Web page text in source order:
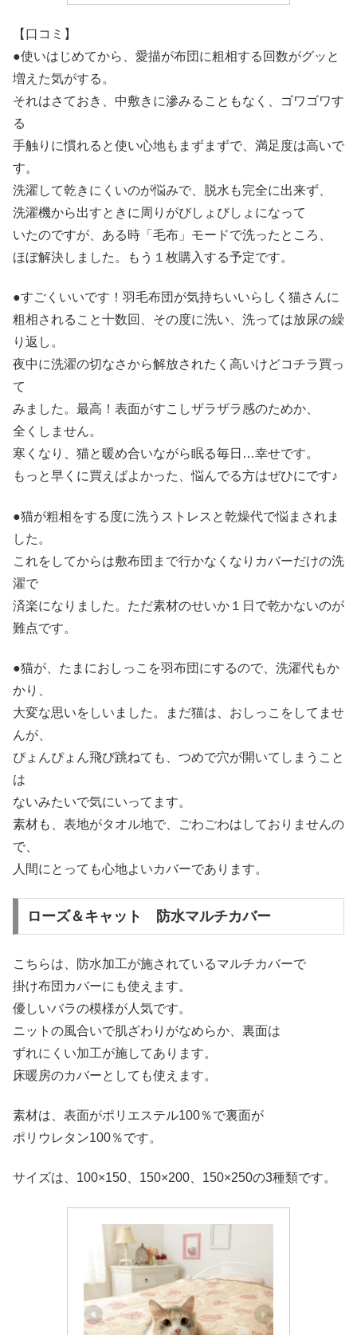
【口コミ】
●使いはじめてから、愛描が布団に粗相する回数がグッと
増えた気がする。
それはさておき、中敷きに滲みることもなく、ゴワゴワす
る
手触りに慣れると使い心地もまずまずで、満足度は高いで
す。
洗濯して乾きにくいのが悩みで、脱水も完全に出来ず、
洗濯機から出すときに周りがびしょびしょになって
いたのですが、ある時「毛布」モードで洗ったところ、
ほぼ解決しました。もう１枚購入する予定です。
●すごくいいです！羽毛布団が気持ちいいらしく猫さんに
粗相されること十数回、その度に洗い、洗っては放尿の繰
り返し。
夜中に洗濯の切なさから解放されたく高いけどコチラ買っ
て
みました。最高！表面がすこしザラザラ感のためか、
全くしません。
寒くなり、猫と暖め合いながら眠る毎日…幸せです。
もっと早くに買えばよかった、悩んでる方はぜひにです♪
●猫が粗相をする度に洗うストレスと乾燥代で悩まされま
した。
これをしてからは敷布団まで行かなくなりカバーだけの洗
濯で
済楽になりました。ただ素材のせいか１日で乾かないのが
難点です。
●猫が、たまにおしっこを羽布団にするので、洗濯代もか
かり、
大変な思いをしいました。まだ猫は、おしっこをしてませ
んが、
ぴょんぴょん飛び跳ねても、つめで穴が開いてしまうこと
は
ないみたいで気にいってます。
素材も、表地がタオル地で、ごわごわはしておりませんの
で、
人間にとっても心地よいカバーであります。
ローズ＆キャット 防水マルチカバー
こちらは、防水加工が施されているマルチカバーで
掛け布団カバーにも使えます。
優しいバラの模様が人気です。
ニットの風合いで肌ざわりがなめらか、裏面は
ずれにくい加工が施してあります。
床暖房のカバーとしても使えます。
素材は、表面がポリエステル100％で裏面が
ポリウレタン100％です。
サイズは、100×150、150×200、150×250の3種類です。